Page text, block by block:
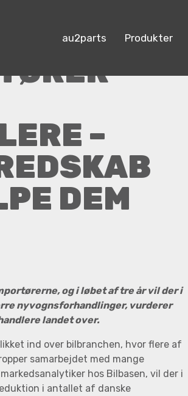
au2parts Produkter
–
DEM
og i løbet af tre år vil der i
nyvognsforhandlinger, vurderer
landet over.
ind over bilbranchen, hvor flere af
samarbejdet med mange
hos Bilbasen, vil der i
i antallet af danske